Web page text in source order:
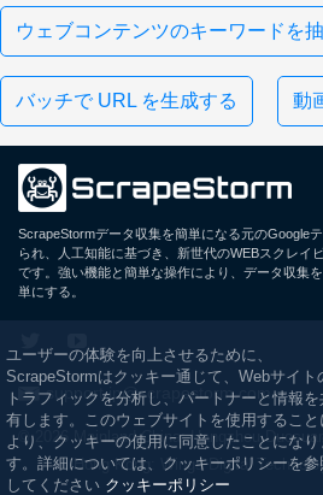
ウェブコンテンツのキーワードを
バッチで URL を生成する 動
ScrapeStormデータ収集を簡単になる元のGoogle
られ、人工知能に基づき、新世代のWEBスクレイ
です。強い機能と簡単な操作により、データ収集
単にする。
support.jp@scrapestorm.com
© 2026 Mainland China: Hangzhou
Hong Kong: Wings Digital
ユーザーの体験を向上させるために、
ScrapeStormはクッキー通じて、Webサイト
トラフィックを分析し、パートナーと情報を
有します。このウェブサイトを使用すること
より、クッキーの使用に同意したことになり
す。詳細については、クッキーポリシーを参
してください クッキーポリシー